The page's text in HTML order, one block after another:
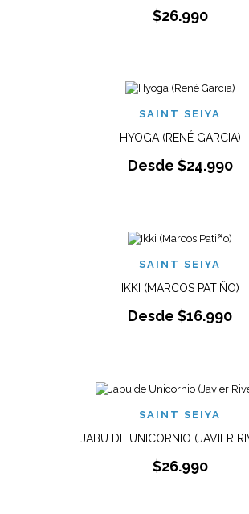
$26.990
SAINT SEIYA
HYOGA (RENÉ GARCIA)
Desde $24.990
SAINT SEIYA
IKKI (MARCOS PATIÑO)
Desde $16.990
SAINT SEIYA
JABU DE UNICORNIO (JAVIER
$26.990